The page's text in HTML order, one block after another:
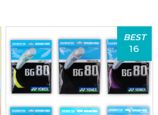
BEST
16